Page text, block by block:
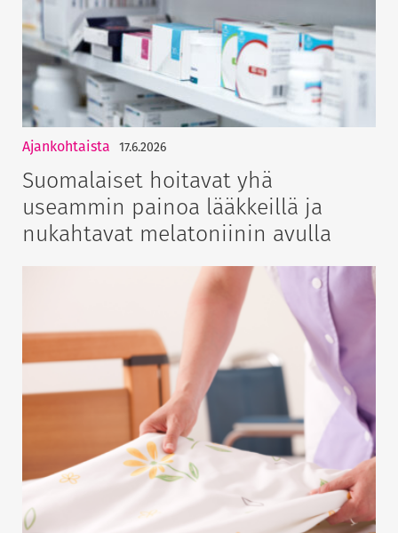
Ajankohtaista 17.6.2026
Suomalaiset hoitavat yhä
useammin painoa lääkkeillä ja
nukahtavat melatoniinin avulla